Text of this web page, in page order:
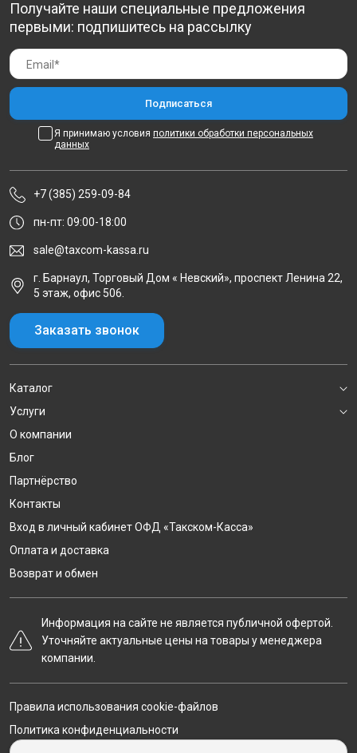
Получайте наши специальные предложения
первыми: подпишитесь на рассылку
Я принимаю условия политики обработки персональных
данных
+7 (385) 259-09-84
пн-пт: 09:00-18:00
sale@taxcom-kassa.ru
г. Барнаул, Торговый Дом « Невский», проспект Ленина 22,
5 этаж, офис 506.
Заказать звонок
Каталог
Услуги
О компании
Блог
Партнёрство
Контакты
Вход в личный кабинет ОФД «Такском-Касса»
Оплата и доставка
Возврат и обмен
Информация на сайте не является публичной офертой.
Уточняйте актуальные цены на товары у менеджера
компании.
Правила использования cookie-файлов
Политика конфиденциальности